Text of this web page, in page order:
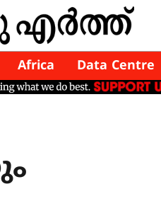
Africa Data Centre